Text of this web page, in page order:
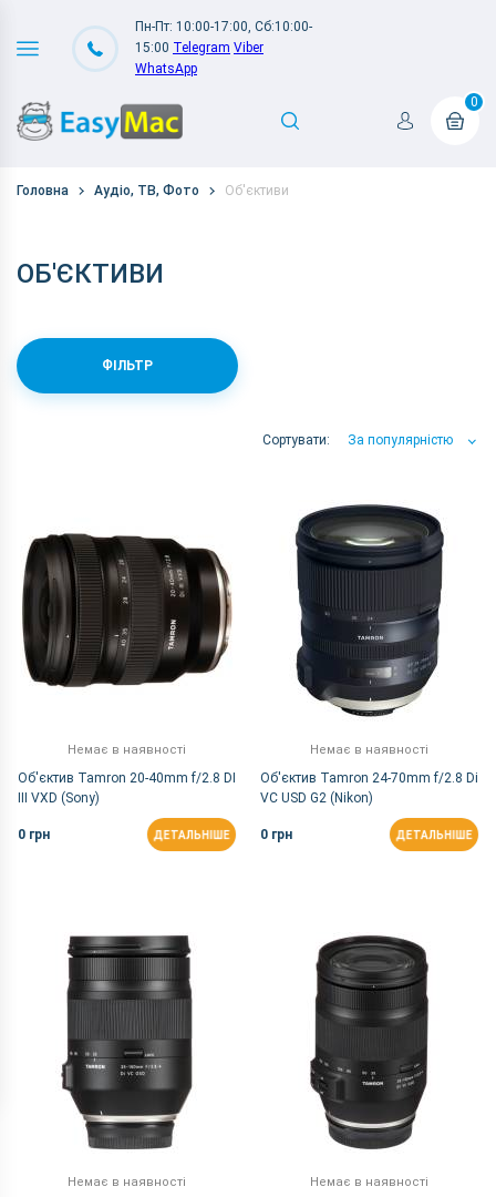
Пн-Пт: 10:00-17:00, Сб:10:00-
15:00 Telegram Viber
WhatsApp
0
Головна Аудіо, ТВ, Фото Об'єктиви
ОБ'ЄКТИВИ
ФІЛЬТР
Сортувати: За популярністю
За популярністю
Немає в наявності
Об'єктив Tamron 20-40mm f/2.8 DI
III VXD (Sony)
0 грн ДЕТАЛЬНІШЕ
Немає в наявності
Об'єктив Tamron 24-70mm f/2.8 Di
VC USD G2 (Nikon)
0 грн ДЕТАЛЬНІШЕ
Немає в наявності Немає в наявності